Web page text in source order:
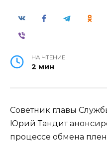
НА ЧТЕНИЕ
2 мин
Советник главы
Юрий Тандит
процессе обмена